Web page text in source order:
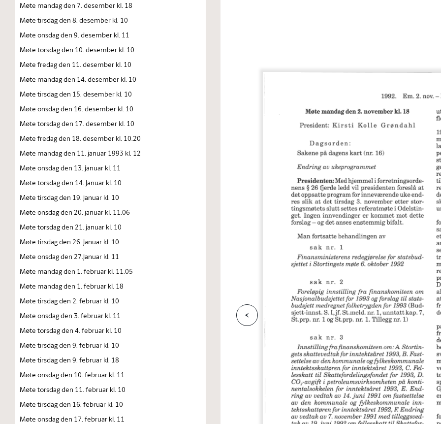
Møte mandag den 7. desember kl. 18
Møte tirsdag den 8. desember kl. 10
Møte onsdag den 9. desember kl. 11
Møte torsdag den 10. desember kl. 10
Møte fredag den 11. desember kl. 10
Møte mandag den 14. desember kl. 10
Møte tirsdag den 15. desember kl. 10
Møte onsdag den 16. desember kl. 10
Møte torsdag den 17. desember kl. 10
Møte fredag den 18. desember kl. 10.20
Møte mandag den 11. januar 1993 kl. 12
Møte onsdag den 13. januar kl. 11
Møte torsdag den 14. januar kl. 10
Møte tirsdag den 19. januar kl. 10
Møte onsdag den 20. januar kl. 11.06
Møte torsdag den 21. januar kl. 10
Møte tirsdag den 26. januar kl. 10
Møte onsdag den 27.januar kl. 11
Møte mandag den 1. februar kl. 11.05
Møte mandag den 1. februar kl. 18
Møte tirsdag den 2. februar kl. 10
Møte onsdag den 3. februar kl. 11
Møte torsdag den 4. februar kl. 10
Møte tirsdag den 9. februar kl. 10
Møte tirsdag den 9. februar kl. 18
Møte onsdag den 10. februar kl. 11
Møte torsdag den 11. februar kl. 10
Møte tirsdag den 16. februar kl. 10
Møte onsdag den 17. februar kl. 11
F
o
rr
i
g
e
s
i
de